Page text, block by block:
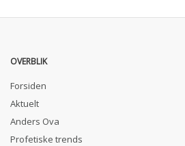
OVERBLIK
Forsiden
Aktuelt
Anders Ova
Profetiske trends